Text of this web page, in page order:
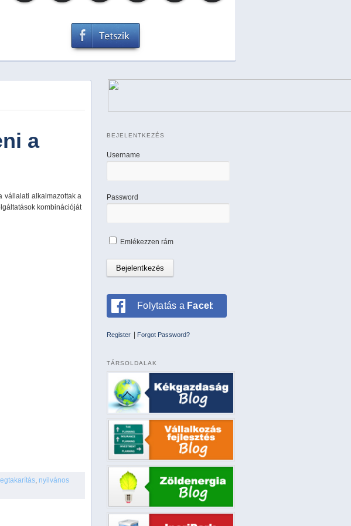
a
vállalati alkalmazottak a
kombinációját
nyilvános
BEJELENTKEZÉS
Username
Password
Emlékezzen rám
Folytatás a Facebookkal
Register Forgot Password?
TÁRSOLDALAK